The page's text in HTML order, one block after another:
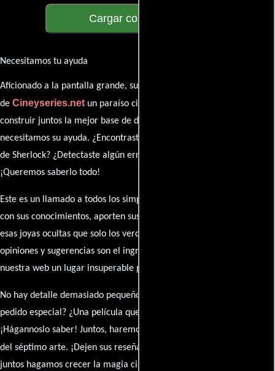
Cargar comentarios
Necesitamos tu ayuda
Aficionado a la pantalla grande, su participación es clave para hacer
de Cineyseries.netun paraíso cinéfilo completo. Queremos
construir juntos la mejor base de datos cinematográfica, pero
necesitamos su ayuda. ¿Encontraste algún dato faltante en la ficha
de Sherlock? ¿Detectaste algún error en la sinopsis o el elenco?
¡Queremos saberlo todo!
Este es un llamado a todos los simpatizantes del cine: contribuyan
con sus conocimientos, aporten sus descubrimientos y compartan
esas joyas ocultas que solo los verdaderos fanáticos conocen. Sus
opiniones y sugerencias son el ingrediente secreto que hará de
nuestra web un lugar insuperable para los amantes del celuloide.
No hay detalle demasiado pequeño ni opinión insignificante. ¿Algún
pedido especial? ¿Una película que sueñas con ver reseñada?
¡Hágannoslo saber! Juntos, haremos de esta comunidad el epicentro
del séptimo arte. ¡Dejen sus reseña en la
juntos hagamos crecer la magia cinematográfica!